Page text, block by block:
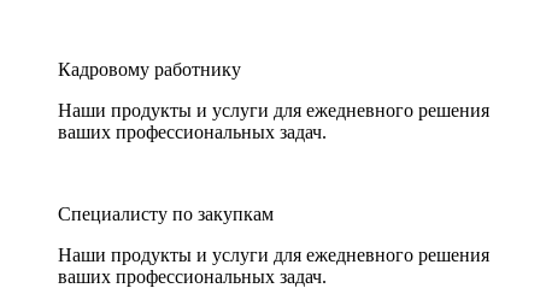
Кадровому работнику
Наши продукты и услуги для ежедневного решения
ваших профессиональных задач.
Специалисту по закупкам
Наши продукты и услуги для ежедневного решения
ваших профессиональных задач.